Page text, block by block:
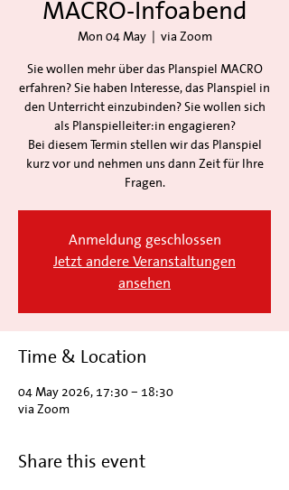
MACRO-Infoabend
Mon 04 May
  |
via Zoom
Sie wollen mehr über das Planspiel MACRO
erfahren? Sie haben Interesse, das Planspiel in
den Unterricht einzubinden? Sie wollen sich
als Planspielleiter:in engagieren?
Bei diesem Termin stellen wir das Planspiel
kurz vor und nehmen uns dann Zeit für Ihre
Fragen.
Anmeldung geschlossen
Jetzt andere Veranstaltungen
ansehen
Time & Location
04 May 2026, 17:30 – 18:30
via Zoom
Share this event